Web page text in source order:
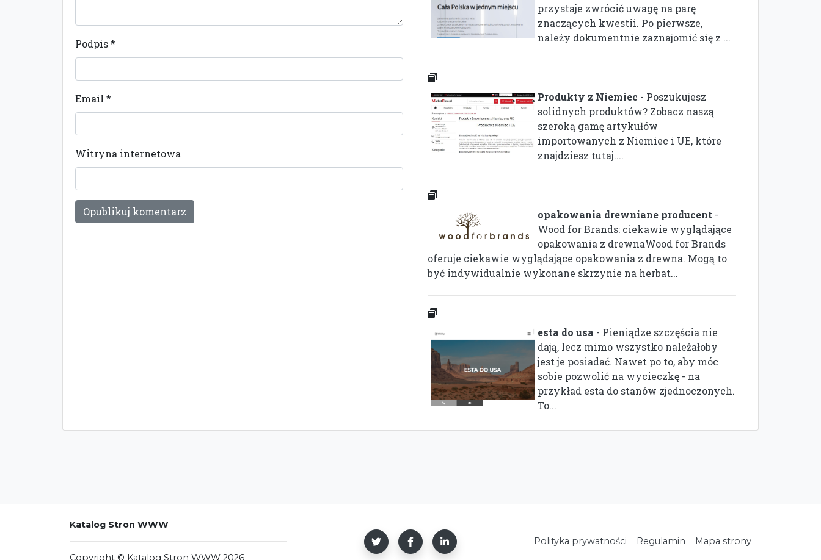
Podpis*
Email *
Witryna internetowa
przystaje zwrócić uwagę na parę
znaczących kwestii. Po pierwsze,
należy dokumentnie zaznajomić się z ...
Produkty z Niemiec - Poszukujesz
solidnych produktów? Zobacz naszą
szeroką gamę artykułów
importowanych z Niemiec i UE, które
znajdziesz tutaj....
opakowania drewniane producent -
Wood for Brands: ciekawie wyglądające
opakowania z drewnaWood for Brands
oferuje ciekawie wyglądające opakowania z drewna. Mogą to
być indywidualnie wykonane skrzynie na herbat...
esta do usa - Pieniądze szczęścia nie
dają, lecz mimo wszystko należałoby
jest je posiadać. Nawet po to, aby móc
sobie pozwolić na wycieczkę - na
przykład esta do stanów zjednoczonych.
To...
Katalog Stron WWW
Copyright © Katalog Stron WWW 2026
Polityka prywatności Regulamin Mapa strony